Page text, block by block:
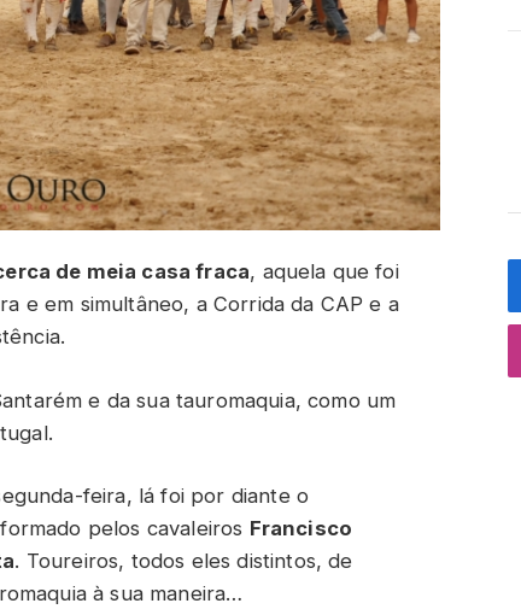
de meia casa fraca, aquela que foi
e em simultâneo, a Corrida da CAP e a
e da sua tauromaquia, como um
feira, lá foi por diante o
pelos cavaleiros Francisco
. Toureiros, todos eles distintos, de
à sua maneira…